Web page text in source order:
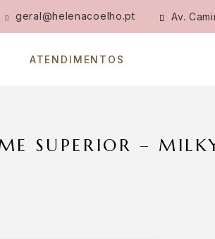
geral@helenacoelho.pt Av.
ATENDIMENTOS
SUPERIOR –